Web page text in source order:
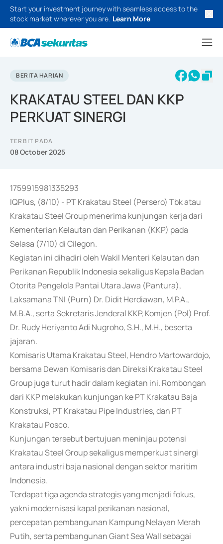
Start your investment journey with seamless access to the
stock market wherever you are. Learn More
BERITA HARIAN
KRAKATAU STEEL DAN KKP
PERKUAT SINERGI
TERBIT PADA
08 October 2025
1759915981335293
IQPlus, (8/10) - PT Krakatau Steel (Persero) Tbk atau
Krakatau Steel Group menerima kunjungan kerja dari
Kementerian Kelautan dan Perikanan (KKP) pada
Selasa (7/10) di Cilegon.
Kegiatan ini dihadiri oleh Wakil Menteri Kelautan dan
Perikanan Republik Indonesia sekaligus Kepala Badan
Otorita Pengelola Pantai Utara Jawa (Pantura),
Laksamana TNI (Purn) Dr. Didit Herdiawan, M.P.A.,
M.B.A., serta Sekretaris Jenderal KKP, Komjen (Pol) Prof.
Dr. Rudy Heriyanto Adi Nugroho, S.H., M.H., beserta
jajaran.
Komisaris Utama Krakatau Steel, Hendro Martowardojo,
bersama Dewan Komisaris dan Direksi Krakatau Steel
Group juga turut hadir dalam kegiatan ini. Rombongan
dari KKP melakukan kunjungan ke PT Krakatau Baja
Konstruksi, PT Krakatau Pipe Industries, dan PT
Krakatau Posco.
Kunjungan tersebut bertujuan meninjau potensi
Krakatau Steel Group sekaligus memperkuat sinergi
antara industri baja nasional dengan sektor maritim
Indonesia.
Terdapat tiga agenda strategis yang menjadi fokus,
yakni modernisasi kapal perikanan nasional,
percepatan pembangunan Kampung Nelayan Merah
Putih, serta pembangunan Giant Sea Wall sebagai